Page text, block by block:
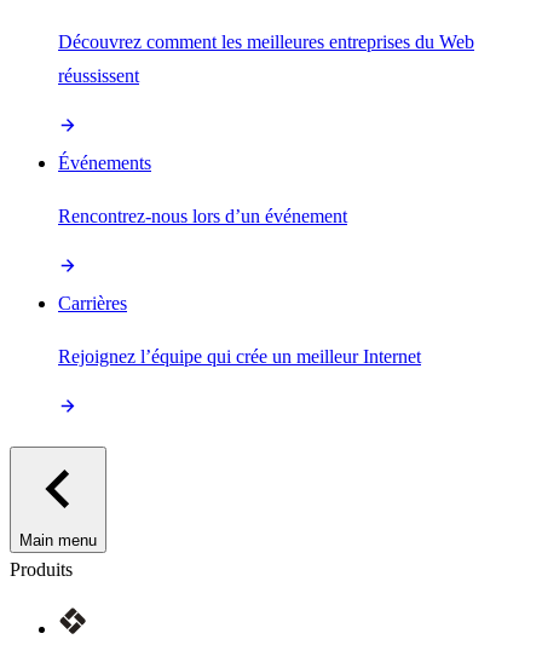
Découvrez comment les meilleures entreprises du Web
réussissent
Événements
Rencontrez-nous lors d’un événement
Carrières
Rejoignez l’équipe qui crée un meilleur Internet
Main menu
Produits